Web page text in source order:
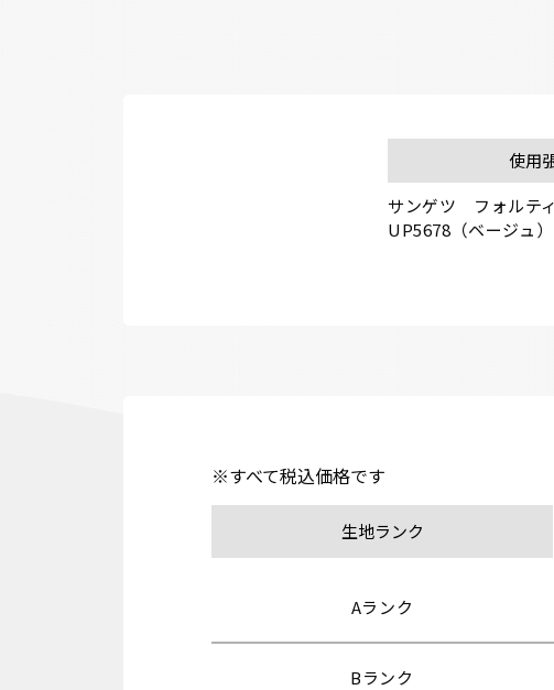
使用
サンゲツ　フォルテ
UP5678（ベージュ）
※すべて税込価格です
生地ランク
Aランク
Bランク